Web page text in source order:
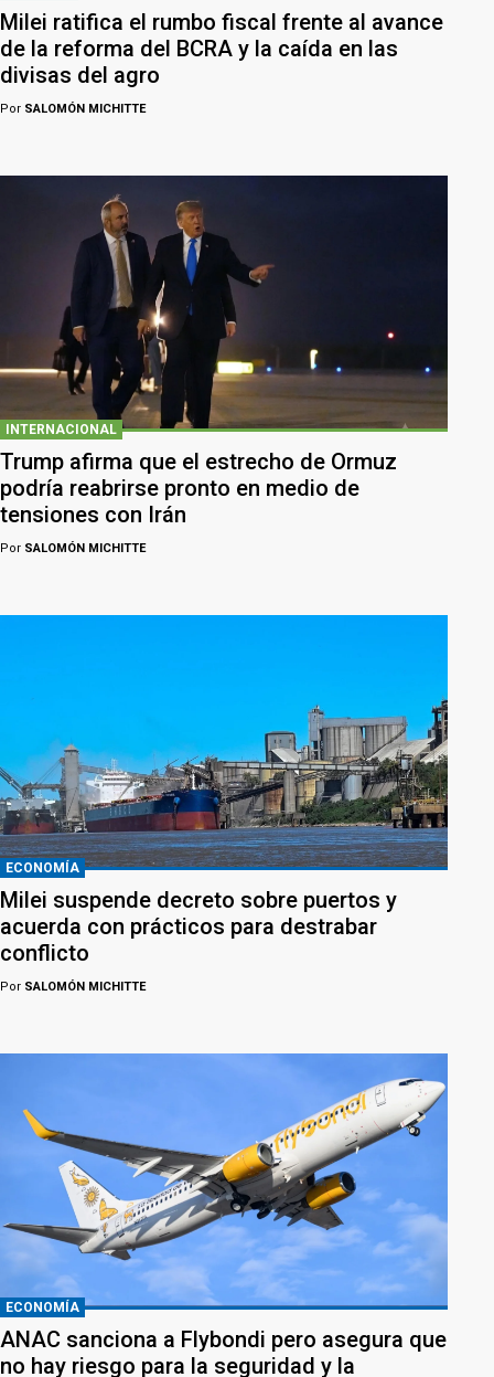
Milei ratifica el rumbo fiscal frente al avance
de la reforma del BCRA y la caída en las
divisas del agro
Por SALOMÓN MICHITTE
INTERNACIONAL
Trump afirma que el estrecho de Ormuz
podría reabrirse pronto en medio de
tensiones con Irán
Por SALOMÓN MICHITTE
ECONOMÍA
Milei suspende decreto sobre puertos y
acuerda con prácticos para destrabar
conflicto
Por SALOMÓN MICHITTE
ECONOMÍA
ANAC sanciona a Flybondi pero asegura que
no hay riesgo para la seguridad y la